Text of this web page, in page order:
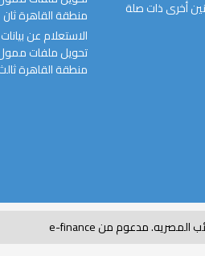
أخرى ذات صلة
منطقة القاهرة ثان
الاستعلام عن بيانات
تحويل ملفات
منطقة القاهرة